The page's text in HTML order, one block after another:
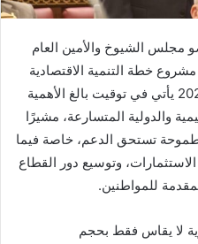
مجلس الشيوخ والأمين العام
خطة التنمية الاقتصادية
والاجتماعية للعام المالي 2026/2027 يأتي في توقيت بالغ الأهمية
والدولية المتسارعة، مشيرًا
تستحق الدعم، خاصة فيما
الاستثمارات، وتوسيع دور القطاع
للمواطنين.
لا يقاس فقط بحجم